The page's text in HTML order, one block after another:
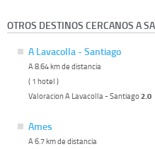
OTROS DESTINOS CERCANOS A
A Lavacolla - Santiago
A 8.64 km de distancia
( 1 hotel )
Valoracion A Lavacolla - Santiago2.0
Ames
A 6.7 km de distancia